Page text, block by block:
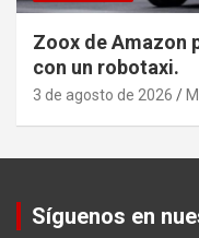
Zoox de Amazon
con un robotaxi.
3 de agosto de 2026
Síguenos en